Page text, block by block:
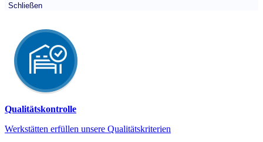
Schließen
Qualitätskontrolle
Werkstätten erfüllen unsere Qualitätskriterien